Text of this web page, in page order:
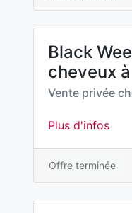
Black
cheveux
Vente privée
Plus d'infos
Offre terminée